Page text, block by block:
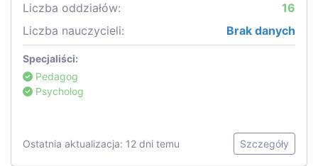
Liczba oddziałów:
16
Liczba nauczycieli:
Brak danych
Specjaliści:
Pedagog
Psycholog
Ostatnia aktualizacja: 12 dni temu Szczegóły